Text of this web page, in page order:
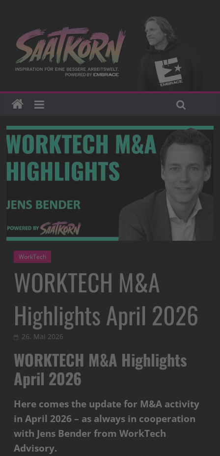
WorkTech
WORKTECH M&A
Highlights April 2026
26. Mai 2026
WORKTECH M&A Highlights
April 2026
Here comes the update for M&A activity
in April 2026 – as always in cooperation
with Jens Bender from WorkTech
Advisory.